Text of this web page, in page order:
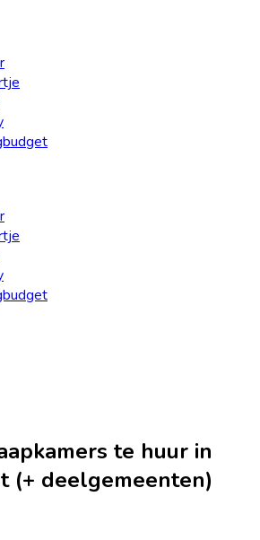
te huur in
(+ deelgemeenten)